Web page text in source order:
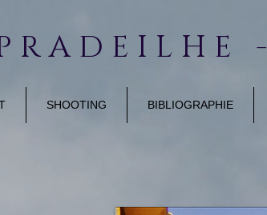
R A D E I L H E -
SHOOTING BIBLIOGRAPHIE